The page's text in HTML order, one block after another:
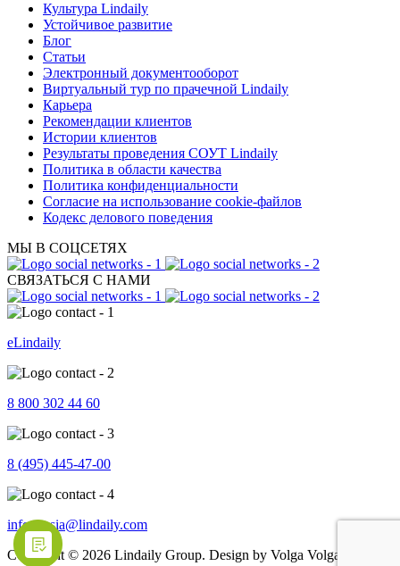
Культура Lindaily
Устойчивое развитие
Блог
Статьи
Электронный документооборот
Виртуальный тур по прачечной Lindaily
Карьера
Рекомендации клиентов
Истории клиентов
Результаты проведения СОУТ Lindaily
Политика в области качества
Политика конфиденциальности
Согласие на использование cookie-файлов
Кодекс делового поведения
МЫ В СОЦСЕТЯХ
СВЯЗАТЬСЯ С НАМИ
eLindaily
8 800 302 44 60
8 (495) 445-47-00
info.russia@lindaily.com
Copyright © 2026 Lindaily Group. Design by Volga Volga Brand